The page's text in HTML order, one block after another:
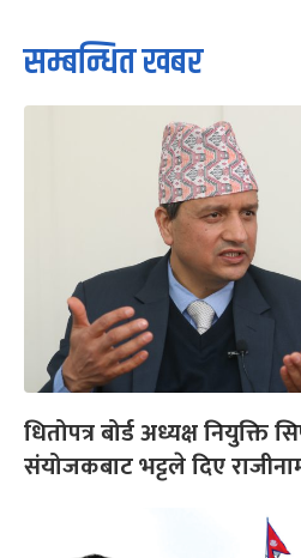
सम्बन्धित खबर
धितोपत्र बोर्ड अध्यक्ष नियुक्ति
संयोजकबाट भट्टले दिए